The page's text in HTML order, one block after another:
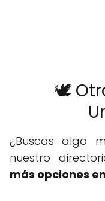
🕊️
¿Buscas algo
nuestro
más opciones